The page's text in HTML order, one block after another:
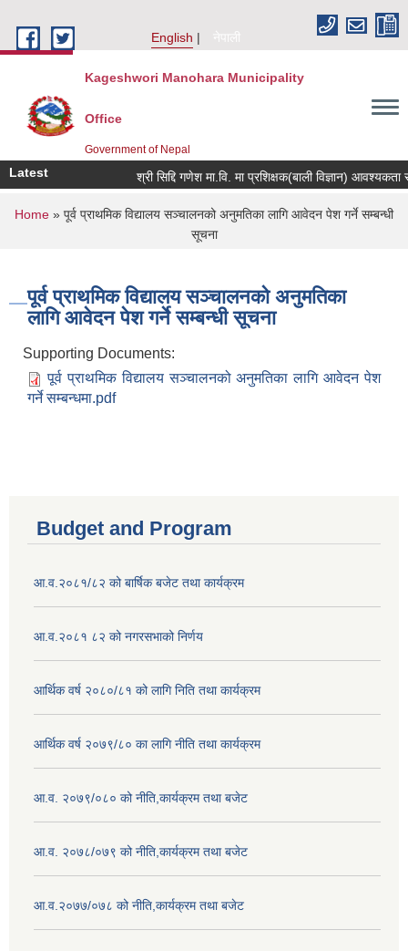
English
नेपाली
Kageshwori Manohara Municipality
Office
Government of Nepal
Latest श्री सिद्दि गणेश मा.वि. मा प्रशिक्षक(बाली विज्ञान) आवश्यकता
You are here
Home » पूर्व प्राथमिक विद्यालय सञ्चालनको अनुमतिका लागि आवेदन पेश गर्ने सम्बन्धी
सूचना
पूर्व प्राथमिक विद्यालय सञ्चालनको अनुमतिका
लागि आवेदन पेश गर्ने सम्बन्धी सूचना
Supporting Documents:
पूर्व प्राथमिक विद्यालय सञ्चालनको अनुमतिका लागि आवेदन पेश
गर्ने सम्बन्धमा.pdf
Budget and Program
आ.व.२०८१/८२ को बार्षिक बजेट तथा कार्यक्रम
आ.व.२०८१ ८२ को नगरसभाको निर्णय
आर्थिक वर्ष २०८०/८१ को लागि निति तथा कार्यक्रम
आर्थिक वर्ष २०७९/८० का लागि नीति तथा कार्यक्रम
आ.व. २०७९/०८० को नीति,कार्यक्रम तथा बजेट
आ.व. २०७८/०७९ को नीति,कार्यक्रम तथा बजेट
आ.व.२०७७/०७८ को नीति,कार्यक्रम तथा बजेट